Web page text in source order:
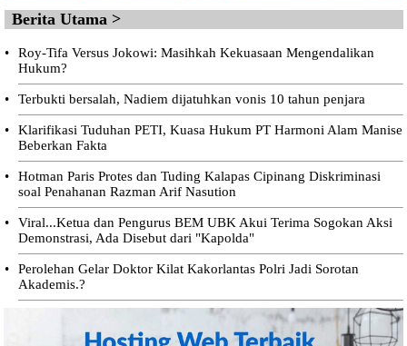
Berita Utama >
•
Roy-Tifa Versus Jokowi: Masihkah Kekuasaan Mengendalikan
Hukum?
• Terbukti bersalah, Nadiem dijatuhkan vonis 10 tahun penjara
•
Klarifikasi Tuduhan PETI, Kuasa Hukum PT Harmoni Alam Manise
Beberkan Fakta
•
Hotman Paris Protes dan Tuding Kalapas Cipinang Diskriminasi
soal Penahanan Razman Arif Nasution
•
Viral...Ketua dan Pengurus BEM UBK Akui Terima Sogokan Aksi
Demonstrasi, Ada Disebut dari "Kapolda"
•
Perolehan Gelar Doktor Kilat Kakorlantas Polri Jadi Sorotan
Akademis.?